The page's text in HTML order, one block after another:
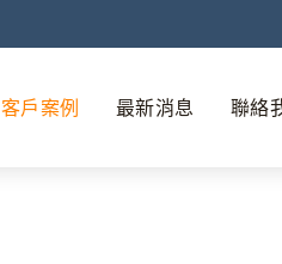
客戶案例 最新消息 聯絡